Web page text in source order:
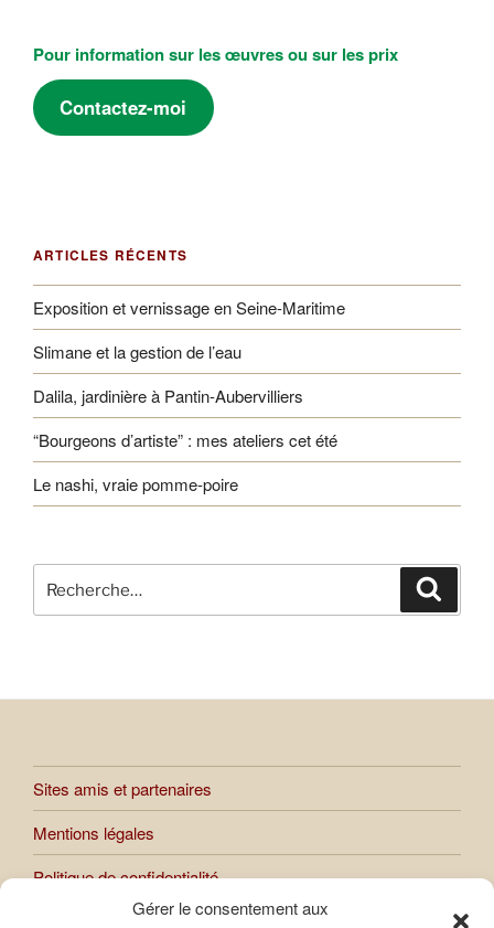
Gérer le consentement aux
Pour information sur les œuvres ou sur les prix
Contactez-moi
ARTICLES RÉCENTS
Exposition et vernissage en Seine-Maritime
Slimane et la gestion de l’eau
Dalila, jardinière à Pantin-Aubervilliers
“Bourgeons d’artiste” : mes ateliers cet été
Le nashi, vraie pomme-poire
pour
Sites amis et partenaires
Mentions légales
Politique de confidentialité